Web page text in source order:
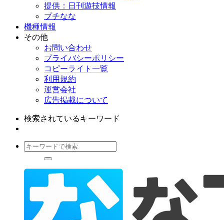
提供：日刊遊技情報
プチなな
機種情報
その他
お問い合わせ
プライバシーポリシー
コピーライト一覧
利用規約
運営会社
広告掲載について
検索されているキーワード